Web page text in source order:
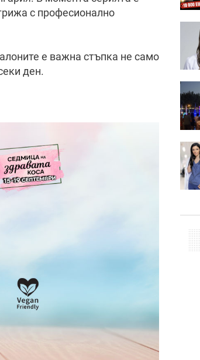
с професионално
е важна стъпка не само
ден.